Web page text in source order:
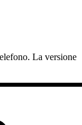
La versione